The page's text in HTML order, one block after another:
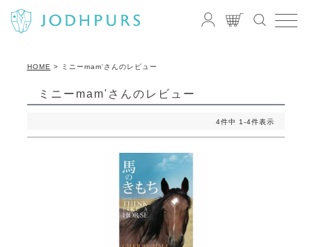
HOME ミニーmam'さんのレビュー
ミニーmam'さんのレビュー
4件中 1-4件表示